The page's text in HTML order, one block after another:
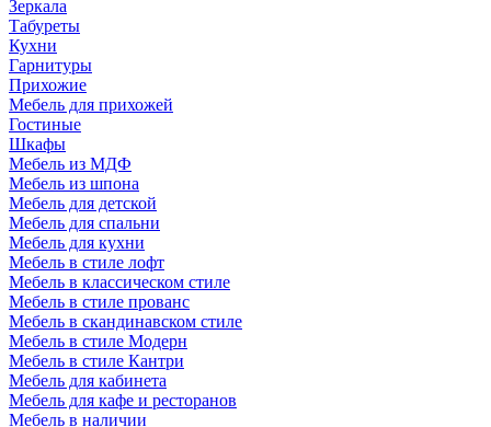
Зеркала
Табуреты
Кухни
Гарнитуры
Прихожие
Мебель для прихожей
Гостиные
Шкафы
Мебель из МДФ
Мебель из шпона
Мебель для детской
Мебель для спальни
Мебель для кухни
Мебель в стиле лофт
Мебель в классическом стиле
Мебель в стиле прованс
Мебель в скандинавском стиле
Мебель в стиле Модерн
Мебель в стиле Кантри
Мебель для кабинета
Мебель для кафе и ресторанов
Мебель в наличии